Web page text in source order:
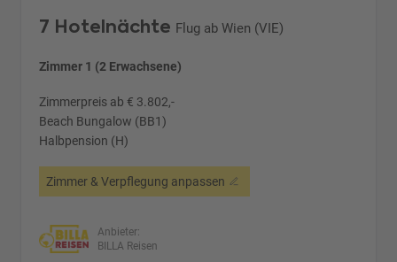
7 Hotelnächte Flug ab Wien (VIE)
Zimmer 1 (2 Erwachsene)
Zimmerpreis ab € 3.802,-
Beach Bungalow (BB1)
Halbpension (H)
Zimmer & Verpflegung anpassen
Anbieter:
BILLA Reisen